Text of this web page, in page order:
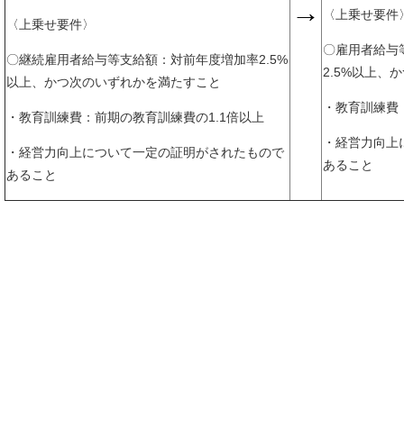
→
〈上乗せ要件〉
〇継続雇用者給与等支給額：対前年度増加率2.5%
以上、かつ次のいずれかを満たすこと
・教育訓練費：前期の教育訓練費の1.1倍以上
・経営力向上について一定の証明がされたもので
あること
〈上乗せ要件
〇雇用者給
2.5%以上、
・教育訓練
・経営力向
あること